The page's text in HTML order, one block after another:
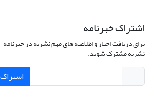
اشتراک خبرنامه
برای دریافت اخبار و اطلاعیه های مهم نشریه در خبرنامه
نشریه مشترک شوید.
اشتراک